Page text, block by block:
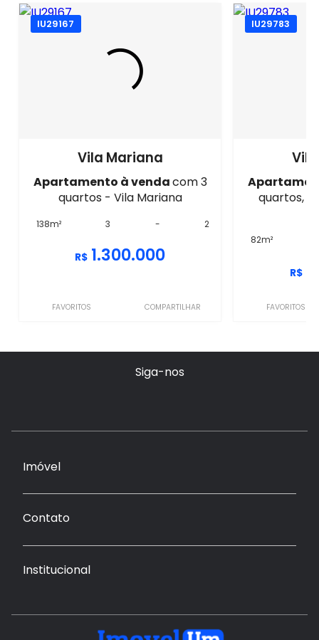
IU29167
Vila Mariana
Apartamento à vendacom 3
quartos - Vila Mariana
138m² 3 - 2
R$ 1.300.000
FAVORITOS COMPARTILHAR
IU29783
quartos,
82m²
R$
FAVORITOS
Siga-nos
Imóvel
Contato
Institucional